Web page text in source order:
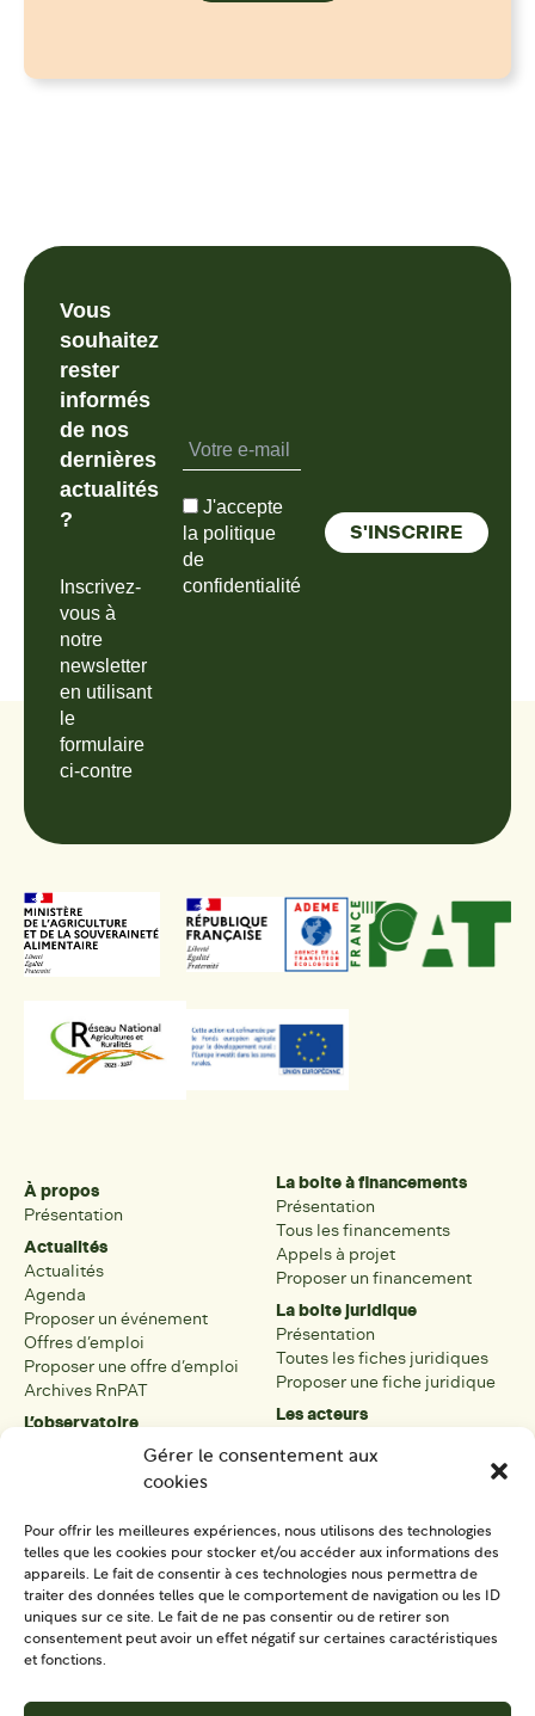
Gérer le consentement aux
cookies
Pour offrir les meilleures expériences, nous utilisons des technologies
telles que les cookies pour stocker et/ou accéder aux informations des
appareils. Le fait de consentir à ces technologies nous permettra de
traiter des données telles que le comportement de navigation ou les ID
uniques sur ce site. Le fait de ne pas consentir ou de retirer son
consentement peut avoir un effet négatif sur certaines caractéristiques
et fonctions.
Vous
souhaitez
rester
informés
de nos
dernières
actualités
?
Inscrivez-
vous à
notre
newsletter
en utilisant
le
formulaire
ci-contre
J'accepte
la politique
de
confidentialité
À propos
Présentation
Actualités
Actualités
Agenda
Proposer un événement
Offres d’emploi
Proposer une offre d’emploi
Archives RnPAT
L’observatoire
Présentation de l’observatoire
La boîte à outils
Présentation
Tous les outils
Proposer un outil
La boite à financements
Présentation
Tous les financements
Appels à projet
Proposer un financement
La boite juridique
Présentation
Toutes les fiches juridiques
Proposer une fiche juridique
Les acteurs
Tous les acteurs
CONTACT